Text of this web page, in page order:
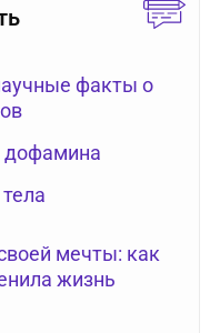
факты о
дофамина
мечты: как
жизнь